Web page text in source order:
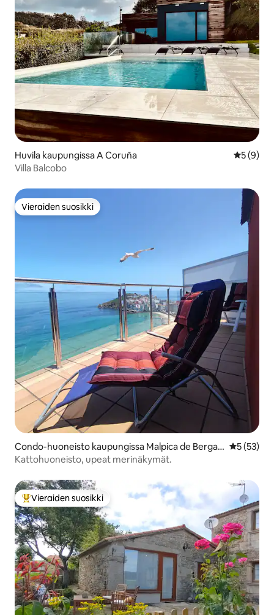
Huvila kaupungissa A Coruña
5 (9)
Villa Balcobo
Vieraiden suosikki
Vieraiden suosikki
Condo-huoneisto kaupungissa Malpica de Bergan
tiños
5 (53)
Kattohuoneisto, upeat merinäkymät.
Vieraiden suosikkien parhaimmistoa
Vieraiden suosikki